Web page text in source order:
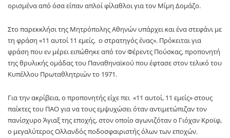
ορισμένα από όσα είπαν απλοί φίλαθλοι για τον Μίμη Δομάζο.
Στο παρεκκλήσι της Μητρόπολης Αθηνών υπάρχει και ένα στεφάνι με
τη φράση «11 αυτοί 11 εμείς, ο στρατηγός ένας». Πρόκειται για
φράση που εν μέρει ειπώθηκε από τον Φέρεντς Πούσκας, προπονητή
της θρυλικής ομάδας του Παναθηναϊκού που έφτασε στον τελικό του
Κυπέλλου Πρωταθλητριών το 1971.
Για την ακρίβεια, ο προπονητής είχε πει «11 αυτοί, 11 εμείς» στους
παίκτες του ΠΑΟ για να τους εμψυχώσει όταν αντιμετώπιζαν τον
πανίσχυρο Άγιαξ της εποχής, στον οποίο αγωνιζόταν ο Γιόχαν Κροϊφ,
ο μεγαλύτερος Ολλανδός ποδοσφαιριστής όλων των εποχών.